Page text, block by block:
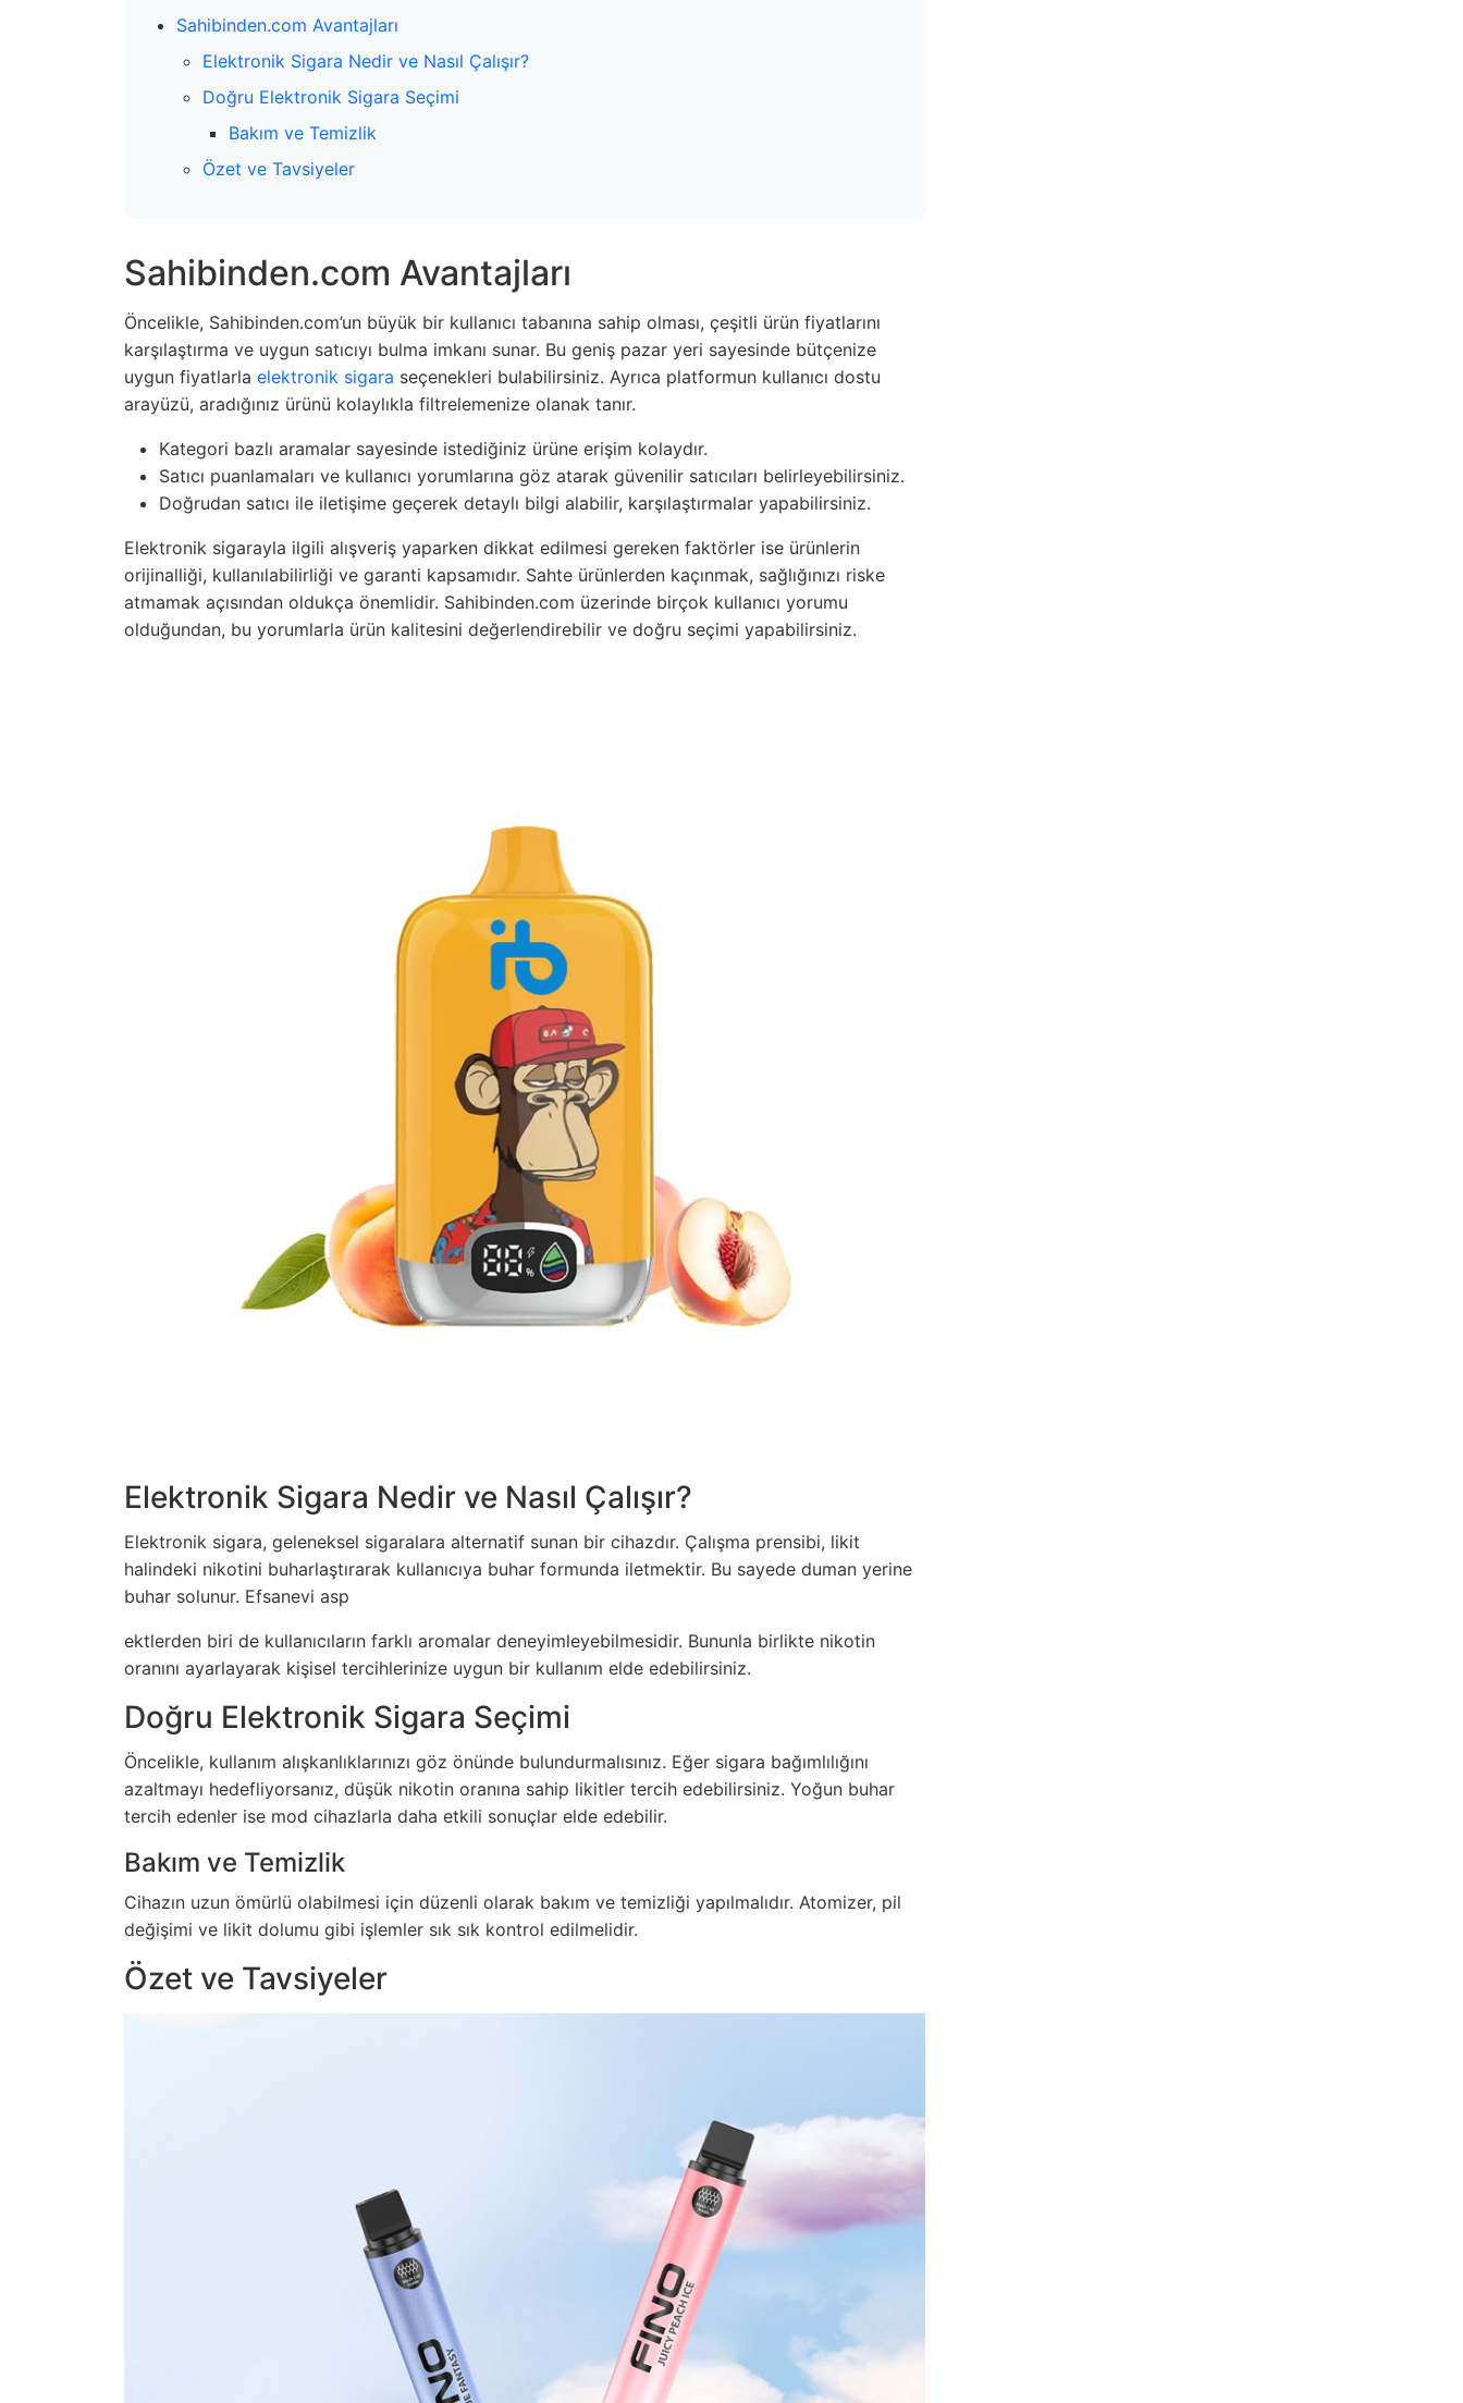
Sahibinden.com Avantajları
Elektronik Sigara Nedir ve Nasıl Çalışır?
Doğru Elektronik Sigara Seçimi
Bakım ve Temizlik
Özet ve Tavsiyeler
Sahibinden.com Avantajları
Öncelikle, Sahibinden.com’un büyük bir kullanıcı tabanına sahip olması, çeşitli ürün fiyatlarını
karşılaştırma ve uygun satıcıyı bulma imkanı sunar. Bu geniş pazar yeri sayesinde bütçenize
uygun fiyatlarla elektronik sigara seçenekleri bulabilirsiniz. Ayrıca platformun kullanıcı dostu
arayüzü, aradığınız ürünü kolaylıkla filtrelemenize olanak tanır.
Kategori bazlı aramalar sayesinde istediğiniz ürüne erişim kolaydır.
Satıcı puanlamaları ve kullanıcı yorumlarına göz atarak güvenilir satıcıları belirleyebilirsiniz.
Doğrudan satıcı ile iletişime geçerek detaylı bilgi alabilir, karşılaştırmalar yapabilirsiniz.
Elektronik sigarayla ilgili alışveriş yaparken dikkat edilmesi gereken faktörler ise ürünlerin
orijinalliği, kullanılabilirliği ve garanti kapsamıdır. Sahte ürünlerden kaçınmak, sağlığınızı riske
atmamak açısından oldukça önemlidir. Sahibinden.com üzerinde birçok kullanıcı yorumu
olduğundan, bu yorumlarla ürün kalitesini değerlendirebilir ve doğru seçimi yapabilirsiniz.
Elektronik Sigara Nedir ve Nasıl Çalışır?
Elektronik sigara, geleneksel sigaralara alternatif sunan bir cihazdır. Çalışma prensibi, likit
halindeki nikotini buharlaştırarak kullanıcıya buhar formunda iletmektir. Bu sayede duman yerine
buhar solunur. Efsanevi asp
ektlerden biri de kullanıcıların farklı aromalar deneyimleyebilmesidir. Bununla birlikte nikotin
oranını ayarlayarak kişisel tercihlerinize uygun bir kullanım elde edebilirsiniz.
Doğru Elektronik Sigara Seçimi
Öncelikle, kullanım alışkanlıklarınızı göz önünde bulundurmalısınız. Eğer sigara bağımlılığını
azaltmayı hedefliyorsanız, düşük nikotin oranına sahip likitler tercih edebilirsiniz. Yoğun buhar
tercih edenler ise mod cihazlarla daha etkili sonuçlar elde edebilir.
Bakım ve Temizlik
Cihazın uzun ömürlü olabilmesi için düzenli olarak bakım ve temizliği yapılmalıdır. Atomizer, pil
değişimi ve likit dolumu gibi işlemler sık sık kontrol edilmelidir.
Özet ve Tavsiyeler